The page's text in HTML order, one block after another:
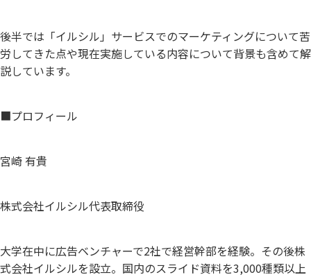
後半では「イルシル」サービスでのマーケティングについて苦
労してきた点や現在実施している内容について背景も含めて解
説しています。
■プロフィール
宮崎 有貴
株式会社イルシル代表取締役
大学在中に広告ベンチャーで2社で経営幹部を経験。その後株
式会社イルシルを設立。国内のスライド資料を3,000種類以上